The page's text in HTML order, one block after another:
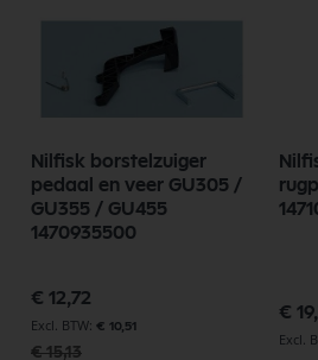
Nilfisk borstelzuiger
pedaal en veer GU305 /
GU355 / GU455
1470935500
Speciale
prijs
€ 12,72
€ 10,51
€ 15,13
€